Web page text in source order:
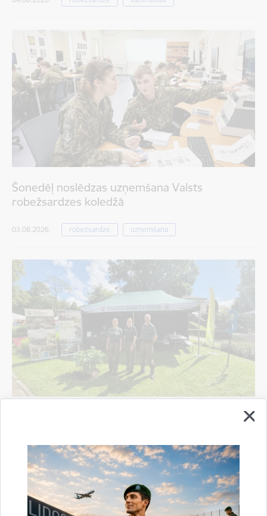
Šonedēļ noslēdzas uzņemšana Valsts
robežsardzes koledžā
03.08.2026. robežsardze uzņemšana
pārvaldi piedalījās vērienīgākajā Sarunu
festivālā "LAMPA"
14.07.2026. pasākums robežsardze